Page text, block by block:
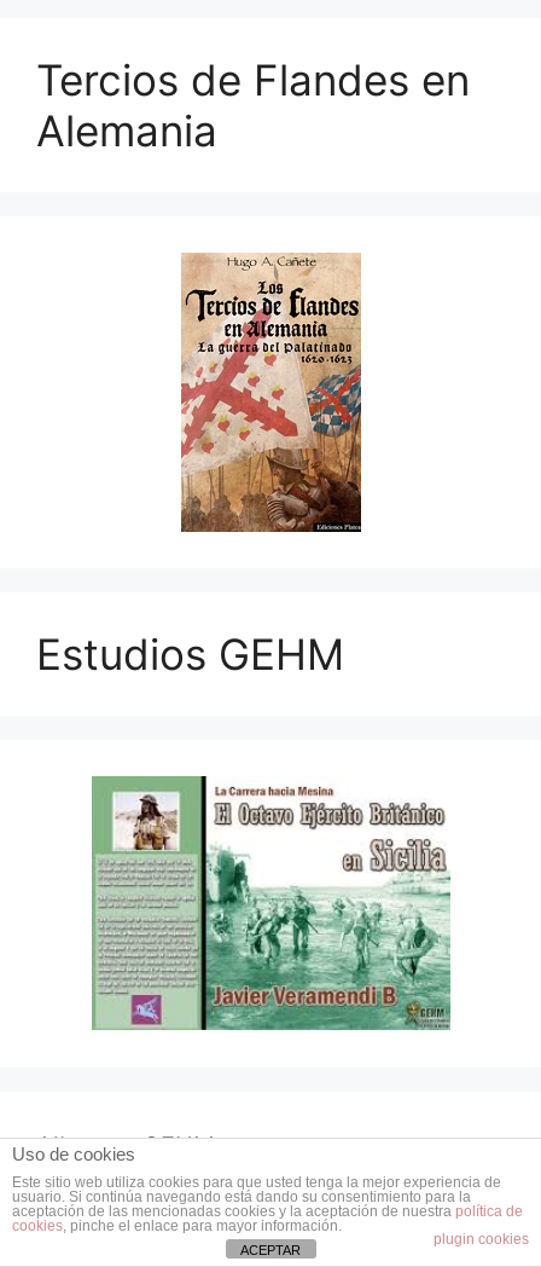
Tercios de Flandes en
Alemania
Estudios GEHM
Albumes GEHM
Stalingrado durante la batalla
El Ejército Alemán en Color
Uso de cookies
Este sitio web utiliza cookies para que usted tenga la mejor experiencia de
usuario. Si continúa navegando está dando su consentimiento para la
aceptación de las mencionadas cookies y la aceptación de nuestra política de
cookies, pinche el enlace para mayor información.
plugin cookies
ACEPTAR